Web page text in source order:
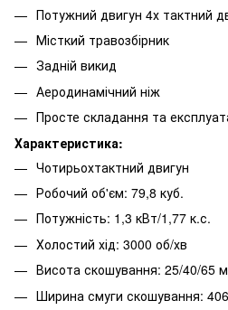
Потужний двигун 4х тактний
Місткий травозбірник
Задній викид
Аеродинамічний ніж
Просте складання та
Характеристика:
Чотирьохтактний двигун
Робочий об'єм: 79,8 куб.
Потужність: 1,3 кВт/1,77 к.с.
Холостий хід: 3000 об/хв
Висота скошування: 25/40/65
Ширина смуги скошування: